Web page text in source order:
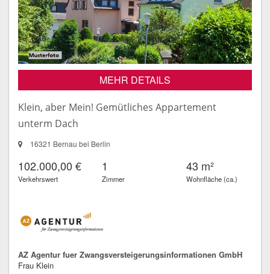
MEHR DETAILS
Klein, aber Mein! Gemütliches Appartement
unterm Dach
16321 Bernau bei Berlin
102.000,00 €
Verkehrswert
1
Zimmer
43 m²
Wohnfläche (ca.)
AZ Agentur fuer Zwangsversteigerungsinformationen GmbH
Frau Klein